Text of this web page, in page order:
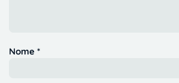
Nome *